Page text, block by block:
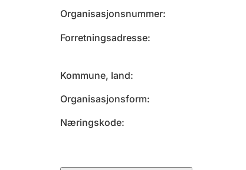
Organisasjonsnummer
Forretningsadresse
Kommune, land
Organisasjonsform
Næringskode